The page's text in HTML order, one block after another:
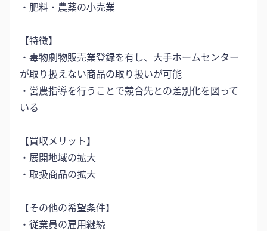
・肥料・農薬の小売業
【特徴】
・毒物劇物販売業登録を有し、大手ホームセンター
が取り扱えない商品の取り扱いが可能
・営農指導を行うことで競合先との差別化を図って
いる
【買収メリット】
・展開地域の拡大
・取扱商品の拡大
【その他の希望条件】
・従業員の雇用継続